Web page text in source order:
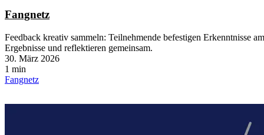
Fangnetz
Feedback kreativ sammeln: Teilnehmende befestigen Erkenntnisse
Ergebnisse und reflektieren gemeinsam.
30. März 2026
1 min
Fangnetz